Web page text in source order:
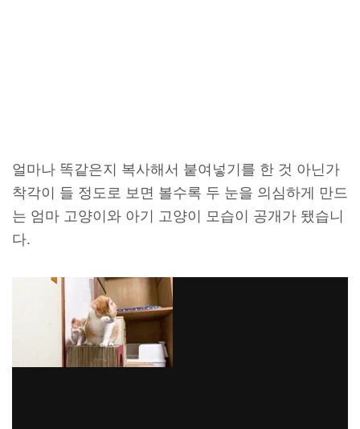
얼마나 똑같은지 복사해서 붙여넣기를 한 것 아닌가
착각이 들 정도로 보면 볼수록 두 눈을 의심하게 만드
는 엄마 고양이와 아기 고양이 모습이 공개가 됐습니
다.